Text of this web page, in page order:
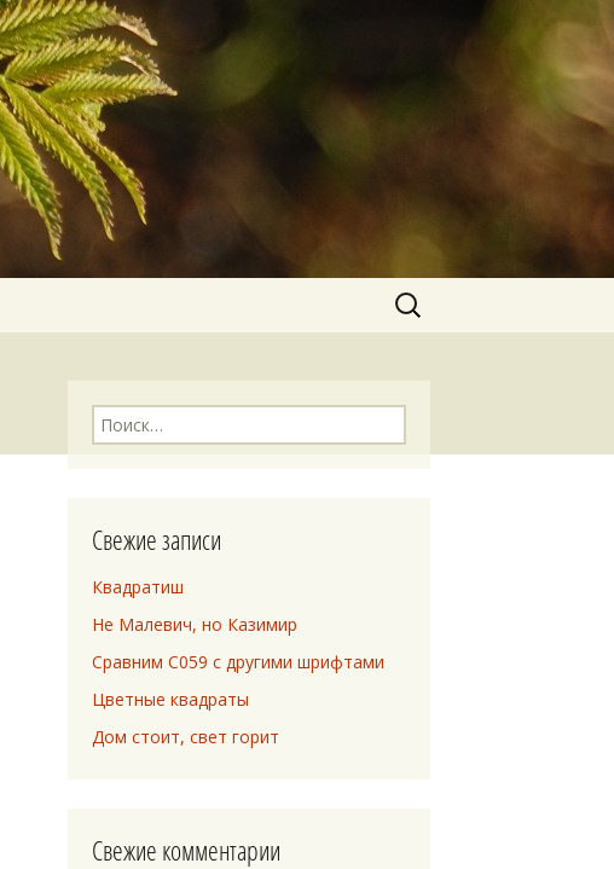
Найти:
Найти:
Свежие записи
Квадратиш
Не Малевич, но Казимир
Сравним C059 с другими шрифтами
Цветные квадраты
Дом стоит, свет горит
Свежие комментарии